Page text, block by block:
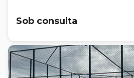
Sob consulta